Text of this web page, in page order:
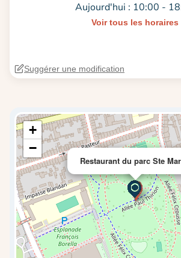
Aujourd'hui : 10:00 -
Voir tous les horaires
Suggérer une modification
Restaurant du parc Ste
+
−